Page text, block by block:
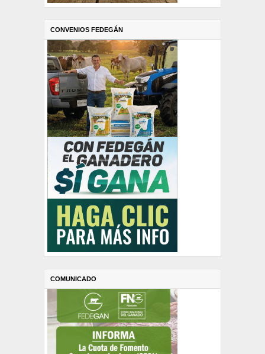
CONVENIOS FEDEGÁN
COMUNICADO